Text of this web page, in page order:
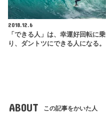
2018.12.6
「できる人」は、幸運好回転に乗
り、ダントツにできる人になる。
ABOUT この記事をかいた人